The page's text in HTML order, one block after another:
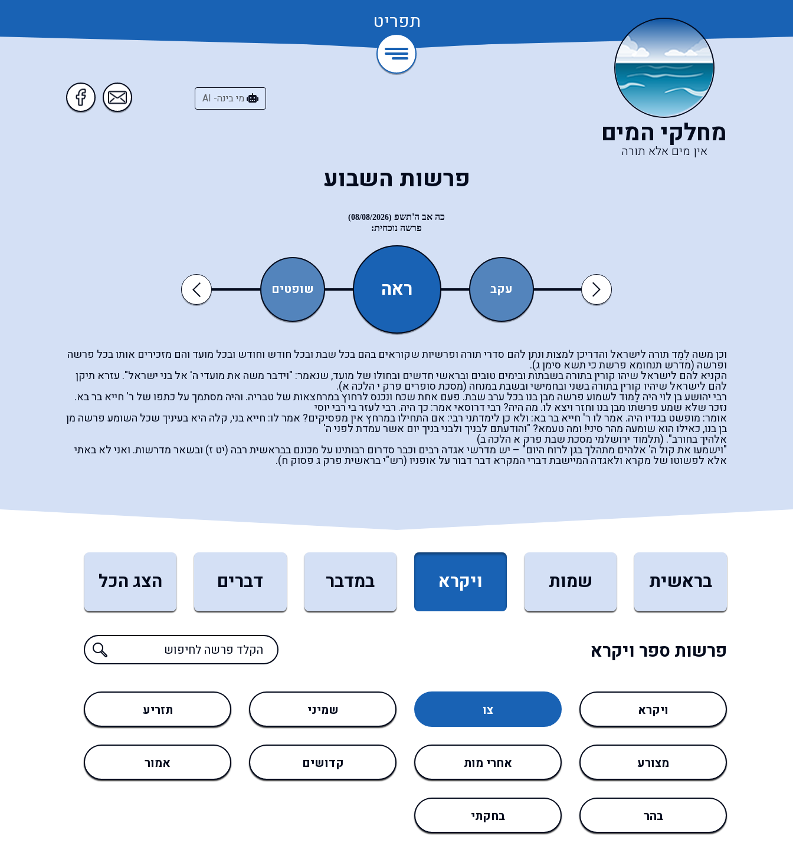
תפריט
מחלקי המים
אין מים אלא תורה
מי בינה- AI
פרשות השבוע
כה אב ה'תשפ (08/08/2026)
פרשה נוכחית:
Previousכי־תצא שופטים ראה עקב ואתחנן
Next
וכן משה לִמֵד תורה לישראל והדריכן למצות ונתן להם סדרי תורה ופרשיות שקוראים בהם בכל שבת ובכל חודש וחודש ובכל מועד והם מזכירים אותו בכל פרשה
ופרשה (מדרש תנחומא פרשת כי תשא סימן ג).
הקניא להם לישראל שיהו קורין בתורה בשבתות ובימים טובים ובראשי חדשים ובחולו של מועד, שנאמר: "וידבר משה את מועדי ה' אל בני ישראל". עזרא תיקן
להם לישראל שיהיו קורין בתורה בשני ובחמישי ובשבת במנחה (מסכת סופרים פרק י הלכה א).
רבי יהושע בן לוי היה לַמּוּד לשמוע פרשה מבן בנו בכל ערב שבת. פעם אחת שכח ונכנס לרחוץ במרחצאות של טבריה. והיה מסתמך על כתפו של ר' חייא בר בא.
נזכר שלא שמע פרשתו מבן בנו וחזר ויצא לו. מה היה? רבי דרוסאי אמר: כך היה. רבי לעזר בי רבי יוסי
אומר: מופשט בגדיו היה. אמר לו ר' חייא בר בא: ולא כן לימדתני רבי: אם התחילו במרחץ אין מפסיקים? אמר לו: חייא בני, קלה היא בעיניך שכל השומע פרשה מן
בן בנו, כאילו הוא שומעה מהר סיני! ומה טעמא? "והודעתם לבניך ולבני בניך יום אשר עמדת לפני ה'
אלהיך בחורב". (תלמוד ירושלמי מסכת שבת פרק א הלכה ב)
"וישמעו את קול ה' אלהים מתהלך בגן לרוח היום" – יש מדרשי אגדה רבים וכבר סדרום רבותינו על מכונם בבראשית רבה (יט ז) ובשאר מדרשות. ואני לא באתי
אלא לפשוטו של מקרא ולאגדה המיישבת דברי המקרא דבר דבור על אופניו (רש"י בראשית פרק ג פסוק ח).
בראשית שמות ויקרא במדבר דברים הצג הכל
פרשות ספר ויקרא
ויקרא צו שמיני תזריע
מצורע אחרי מות קדושים אמור
בהר בחקתי